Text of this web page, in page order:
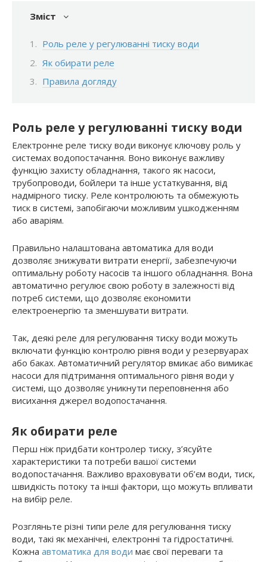
Зміст
Роль реле у регулюванні тиску води
Як обирати реле
Правила догляду
Роль реле у регулюванні тиску води
Електронне реле тиску води виконує ключову роль у
системах водопостачання. Воно виконує важливу
функцію захисту обладнання, такого як насоси,
трубопроводи, бойлери та інше устаткування, від
надмірного тиску. Реле контролюють та обмежують
тиск в системі, запобігаючи можливим ушкодженням
або аваріям.
Правильно налаштована автоматика для води
дозволяє знижувати витрати енергії, забезпечуючи
оптимальну роботу насосів та іншого обладнання. Вона
автоматично регулює свою роботу в залежності від
потреб системи, що дозволяє економити
електроенергію та зменшувати витрати.
Так, деякі реле для регулювання тиску води можуть
включати функцію контролю рівня води у резервуарах
або баках. Автоматичний регулятор вмикає або вимикає
насоси для підтримання оптимального рівня води у
системі, що дозволяє уникнути переповнення або
висихання джерел водопостачання.
Як обирати реле
Перш ніж придбати контролер тиску, з’ясуйте
характеристики та потреби вашої системи
водопостачання. Важливо враховувати об’єм води, тиск,
швидкість потоку та інші фактори, що можуть впливати
на вибір реле.
Розгляньте різні типи реле для регулювання тиску
води, такі як механічні, електронні та гідростатичні.
Кожна автоматика для води має свої переваги та